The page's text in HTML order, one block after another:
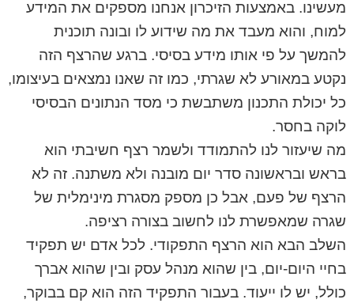
מעשינו. באמצעות הזיכרון אנחנו מספקים את המידע
למוח, והוא מעבד את מה שידוע לו ובונה תוכנית
להמשך על פי אותו מידע בסיסי. ברגע שהרצף הזה
נקטע במאורע לא שגרתי, כמו זה שאנו נמצאים בעיצומו,
כל יכולת התכנון משתבשת כי מסד הנתונים הבסיסי
לוקה בחסר.
מה שיעזור לנו להתמודד ולשמר רצף חשיבתי הוא
בראש ובראשונה סדר יום מובנה ולא משתנה. זה לא
הרצף של פעם, אבל כן מספק מסגרת מינימלית של
שגרה שמאפשרת לנו לחשוב בצורה רציפה.
השלב הבא הוא הרצף התפקודי. לכל אדם יש תפקיד
בחיי היום-יום, בין שהוא מנהל עסק ובין שהוא אברך
כולל, יש לו ייעוד. בעבור התפקיד הזה הוא קם בבוקר,